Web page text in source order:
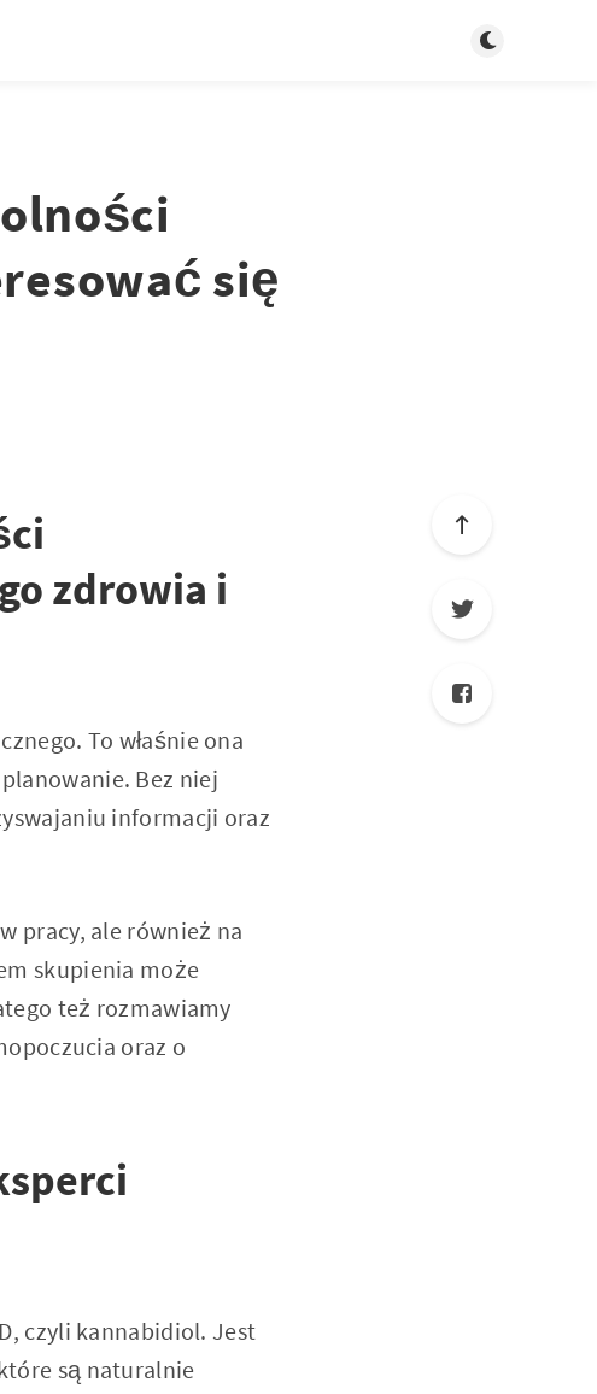
Tryb jasny/
się
zdrowia i
To właśnie ona
Bez niej
informacji oraz
pracy, ale również na
skupienia może
też rozmawiamy
oraz o
czyli kannabidiol. Jest
są naturalnie